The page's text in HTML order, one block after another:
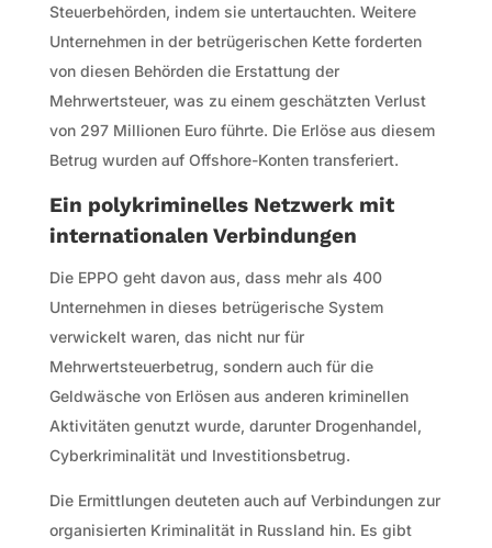
Steuerbehörden, indem sie untertauchten. Weitere
Unternehmen in der betrügerischen Kette forderten
von diesen Behörden die Erstattung der
Mehrwertsteuer, was zu einem geschätzten Verlust
von 297 Millionen Euro führte. Die Erlöse aus diesem
Betrug wurden auf Offshore-Konten transferiert.
Ein polykriminelles Netzwerk mit
internationalen Verbindungen
Die EPPO geht davon aus, dass mehr als 400
Unternehmen in dieses betrügerische System
verwickelt waren, das nicht nur für
Mehrwertsteuerbetrug, sondern auch für die
Geldwäsche von Erlösen aus anderen kriminellen
Aktivitäten genutzt wurde, darunter Drogenhandel,
Cyberkriminalität und Investitionsbetrug.
Die Ermittlungen deuteten auch auf Verbindungen zur
organisierten Kriminalität in Russland hin. Es gibt